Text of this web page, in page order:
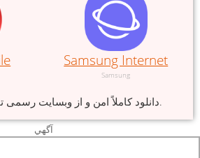
Samsung Internet
Samsung
دانلود کاملاً امن و از وبسایت رسمی توسعه‌دهنده است.
آگهي